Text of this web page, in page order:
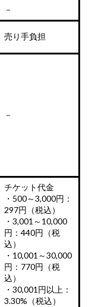
－
売り手負担
－
チケット代金
・500～3,000円：
297円（税込）
・3,001～10,000
円：440円（税
込）
・10,001～30,000
円：770円（税
込）
・30,001円以上：
3.30%（税込）